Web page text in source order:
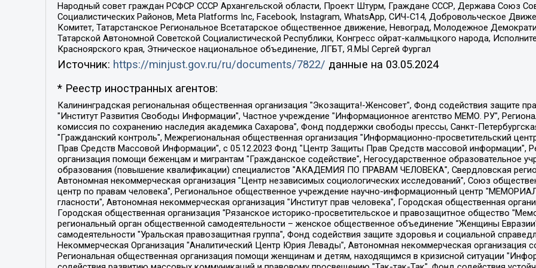
Народный совет граждан РСФСР СССР Архангельской области, Проект Штурм, Граждане СССР, Держава Союз
Социалистических Районов, Meta Platforms Inc, Facebook, Instagram, WhatsApp, СИЧ-С14, Добровольческое
Комитет, Татарстанское Региональное Всетатарское общественное движение, Невоград, Молодежное
Татарской Автономной Советской Социалистической Республики, Конгресс ойрат-калмыцкого народа,
Красноярского края, Этническое национальное объединение, ЛГБТ, Я.МЫ Сергей Фургал
Источник: https://minjust.gov.ru/ru/documents/7822/ данные на 03.05.2024
* Реестр иностранных агентов:
Калининградская региональная общественная организация "Экозащита!-Женсовет", Фонд содействия защите прав и свобод граждан "Общественный вердикт", Фонд "Институт Развития Свободы Информации", Частное учреждение "Информационное агентство МЕМО. РУ", Региональная общественная организация "Общественная комиссия по сохранению наследия академика Сахарова", Фонд поддержки свободы прессы, Санкт-Петербургская общественная правозащитная организация "Гражданский контроль", Межрегиональная общественная организация "Информационно-просветительский центр "Мемориал", Региональный Фонд "Центр Защиты Прав Средств Массовой Информации", с 05.12.2023 Фонд "Центр Защиты Прав Средств массовой информации", Региональная общественная благотворительная организация помощи беженцам и мигрантам "Гражданское содействие", Негосударственное образовательное учреждение дополнительного профессионального образования (повышение квалификации) специалистов "АКАДЕМИЯ ПО ПРАВАМ ЧЕЛОВЕКА", Свердловская региональная общественная организация "Сутяжник", Автономная некоммерческая организация "Центр независимых социологических исследований", Союз общественных объединений "Российский исследовательский центр по правам человека", Региональное общественное учреждение научно-информационный центр "МЕМОРИАЛ", Некоммерческая организация "Фонд защиты гласности", Автономная некоммерческая организация "Институт прав человека", Городская общественная организация "Екатеринбургское общество "МЕМОРИАЛ", Городская общественная организация "Рязанское историко-просветительское и правозащитное общество "Мемориал" (Рязанский Мемориал), Челябинский региональный орган общественной самодеятельности – женское общественное объединение "Женщины Евразии", Челябинский региональный орган общественной самодеятельности "Уральская правозащитная группа", Фонд содействия защите здоровья и социальной справедливости имени Андрея Рылькова, Автономная Некоммерческая Организация "Аналитический Центр Юрия Левады", Автономная некоммерческая организация социальной поддержки населения "Проект Апрель", Региональная общественная организация помощи женщинам и детям, находящимся в кризисной ситуации "Информационно-методический центр "Анна", Фонд содействия развитию массовых коммуникаций и правовому просвещению "Так-так-Так", Фонд содействия устойчивому развитию "Серебряная тайга", Свердловский региональный общественный фонд социальных проектов "Новое время", "Idel.Реалии", Кавказ.Реалии, Крым.Реалии, Телеканал Настоящее Время, Татаро-башкирская служба Радио Свобода (Azatliq Radiosi), Радио Свободная Европа/Радио Свобода (PCE/PC), "Сибирь.Реалии", "Фактограф", Благотворительный фонд помощи осужденным и их семьям, Автономная некоммерческая организация "Институт глобализации и социальных движений", Фонд "В защиту прав заключенных", Частное учреждение "Центр поддержки и содействия развитию средств массовой информации", Пензенский региональный общественный благотворительный фонд "Гражданский союз", "Север.Реалии", Некоммерческая организация Фонд "Правовая инициатива", Общество с ограниченной ответственностью "Радио Свободная Европа/Радио Свобода", Чешское информационное агентство "MEDIUM-ORIENT", Красноярская региональная общественная организация "Мы против СПИДа", Камалягин Денис Николаевич, Маркелов Сергей Евгеньевич, Пономарев Лев Александрович, Савицкая Людмила Алексеевна, Автономная некоммерческая организация "Центр по работе с проблемой насилия "НАСИЛИЮ.НЕТ", Межрегиональный профессиональный союз работников здравоохранения "Альянс врачей", Юридическое лицо, зарегистрированное в Латвийской Республике, SIA "Medusa Project" (регистрационный номер 40103797863, дата регистрации 10.06.2014), Некоммерческая организация "Фонд по борьбе с коррупцией", Автономная некоммерческая организация "Институт права и публичной политики", Баданин Роман Сергеевич, Гликин Максим Александрович, Железнова Мария Михайловна, Лукьянова Юлия Сергеевна, Маетная Елизавета Витальевна, Маняхин Петр Борисович, Чуракова Ольга Владимировна, Ярош Юлия Петровна, Юридическое лицо "The Insider SIA", зарегистрированное в Риге, Латвийская Республика (дата регистрации 26.06.2015), являющееся администратором доменного имени интернет-издания "The Insider SIA", https://theins.ru, Постернак Алексей Евгеньевич, Рубин Михаил Аркадьевич, Анин Роман Александрович, Юридическое лицо Istories fonds, зарегистрированное в Латвийской Республике (регистрационный номер 50008295751, дата регистрации 24.02.2020), Великовский Дмитрий Александрович, Долинина Ирина Николаевна, Мароховская Алеся Алексеевна, Шлейнов Роман Юрьевич, Шмагун Олеся Валентиновна, Общество с ограниченной ответственностью "Альтаир 2021", Общество с ограниченной ответственностью "Вега 2021", Общество с ограниченной ответственностью "Главный редактор 2021", Общество с ограниченной ответственностью "Ромашки монолит", Важенков Артем Валерьевич, Ивановская областная общественная организация "Центр гендерных исследований", Гурман Юрий Альбертович, Медиапроект "ОВД-Инфо", Егоров Владимир Владимирович, Жилинский Владимир Александрович, Общество с ограниченной ответственностью "ЗП", Иванова София Юрьевна, Карезина Инна Павловна, Кильтау Екатерина Викторовна, Петров Алексей Викторович, Пискунов Сергей Евгеньевич, Смирнов Сергей Сергеевич, Тихонов Михаил Сергеевич, Общество с ограниченной ответственностью "ЖУРНАЛИСТ-ИНОСТРАННЫЙ АГЕНТ", Арапова Галина Юрьевна, Вольтская Татьяна Анатольевна, Американская компания "Mason G.E.S. Anonymous Foundation" (США), являющаяся владельцем интернет-издания https://mnews.world/, Компания "Stichting Bellingcat", зарегистрированная в Нидерландах (дата регистрации 11.07.2018), Захаров Андрей Вячеславович, Клепиковская Екатерина Дмитриевна, Общество с ограниченной ответственностью "МЕМО", Перл Роман Александрович, Симонов Евгений Алексеевич, Соловьева Елена Анатольевна, Сотников Даниил Владимирович, Сурначева Елизавета Дмитриевна, Автономная некоммерческая организация по защите прав человека и информированию населения "Якутия – Наше Мнение", Общество с ограниченной ответственностью "Москоу диджитал медиа", с 26.01.2023 Общество с ограниченной ответственностью "Чайка Белые сады", Ветошкина Валерия Валерьевна, Заговора Максим Александрович, Межрегиональное общественное движение "Российская ЛГБТ - сеть", Оленичев Максим Владимирович, Павлов Иван Юрьевич, Скворцова Елена Сергеевна, Общество с ограниченной ответственностью "Как бы инагент", Кочетков Игорь Викторович, Общество с ограниченной ответственностью "Честные выборы", Еланчик Олег Александрович, Общество с ограниченной ответственностью "Нобелевский призыв", Гималова Регина Эмилевна, Григорьев Андрей Валерьевич, Григорьева Алина Александровна, Ассоциация по содействию защите прав призывников, альтернативнослужащих и военнослужащих "Правозащитная группа